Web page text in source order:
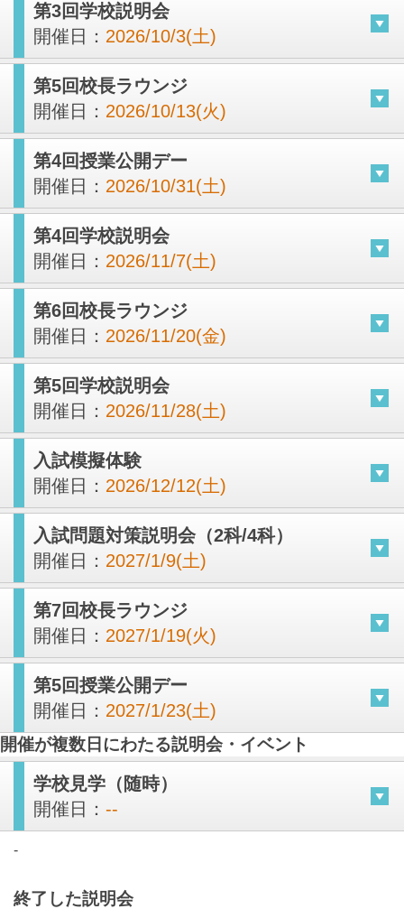
第3回学校説明会
開催日： 2026/10/3(土)
第5回校長ラウンジ
開催日： 2026/10/13(火)
第4回授業公開デー
開催日： 2026/10/31(土)
第4回学校説明会
開催日： 2026/11/7(土)
第6回校長ラウンジ
開催日： 2026/11/20(金)
第5回学校説明会
開催日： 2026/11/28(土)
入試模擬体験
開催日： 2026/12/12(土)
入試問題対策説明会（2科/4科）
開催日： 2027/1/9(土)
第7回校長ラウンジ
開催日： 2027/1/19(火)
第5回授業公開デー
開催日： 2027/1/23(土)
開催が複数日にわたる説明会・イベント
学校見学（随時）
開催日： --
-
終了した説明会